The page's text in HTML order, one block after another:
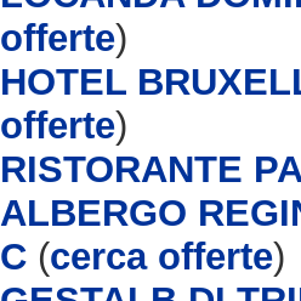
offerte)
HOTEL
offerte)
RISTORANTE
ALBERGO
C (cerca offerte)